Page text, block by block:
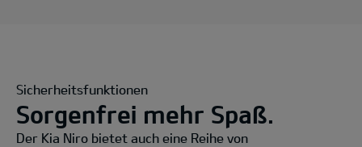
Sicherheitsfunktionen
Sorgenfrei mehr Spaß.
Der Kia Niro bietet auch eine Reihe von